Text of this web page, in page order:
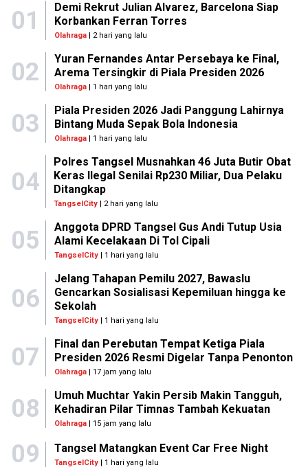
01
Demi Rekrut Julian Alvarez, Barcelona Siap
Korbankan Ferran Torres
Olahraga| 2 hari yang lalu
02
Yuran Fernandes Antar Persebaya ke Final,
Arema Tersingkir di Piala Presiden 2026
Olahraga| 1 hari yang lalu
03
Piala Presiden 2026 Jadi Panggung Lahirnya
Bintang Muda Sepak Bola Indonesia
Olahraga| 1 hari yang lalu
04
Polres Tangsel Musnahkan 46 Juta Butir Obat
Keras Ilegal Senilai Rp230 Miliar, Dua Pelaku
Ditangkap
TangselCity | 2 hari yang lalu
05
Anggota DPRD Tangsel Gus Andi Tutup Usia
Alami Kecelakaan Di Tol Cipali
TangselCity| 1 hari yang lalu
06
Jelang Tahapan Pemilu 2027, Bawaslu
Gencarkan Sosialisasi Kepemiluan hingga ke
Sekolah
TangselCity| 1 hari yang lalu
07
Final dan Perebutan Tempat Ketiga Piala
Presiden 2026 Resmi Digelar Tanpa Penonton
Olahraga| 17 jam yang lalu
08
Umuh Muchtar Yakin Persib Makin Tangguh,
Kehadiran Pilar Timnas Tambah Kekuatan
Olahraga| 15 jam yang lalu
09 Tangsel Matangkan Event Car Free Night
TangselCity | 1 hari yang lalu